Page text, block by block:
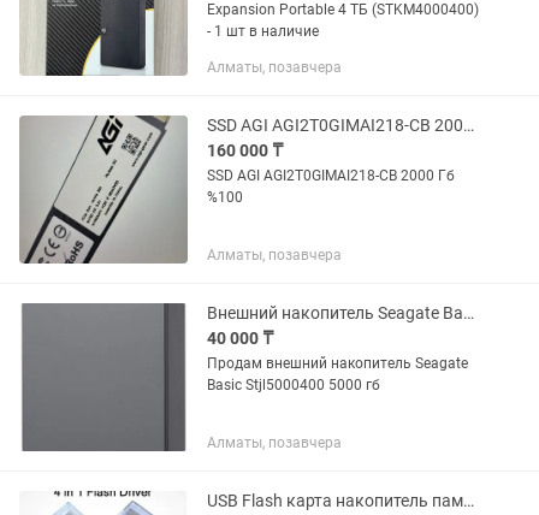
Expansion Portable 4 ТБ (STKM4000400)
- 1 шт в наличие
Алматы, позавчера
SSD AGI AGI2T0GIMAI218-CB 2000 Гб 2tb
160 000 ₸
SSD AGI AGI2T0GIMAI218-CB 2000 Гб
%100
Алматы, позавчера
Внешний накопитель Seagate Basic Stjl5000400 5000 гб
40 000 ₸
Продам внешний накопитель Seagate
Basic Stjl5000400 5000 гб
Алматы, позавчера
USB Flash карта накопитель память для телефона Disk 2048 Гб